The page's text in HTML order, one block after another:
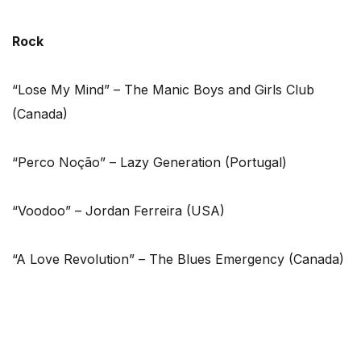
Rock
“Lose My Mind” – The Manic Boys and Girls Club
(Canada)
“Perco Noção” – Lazy Generation (Portugal)
“Voodoo” – Jordan Ferreira (USA)
“A Love Revolution” – The Blues Emergency (Canada)